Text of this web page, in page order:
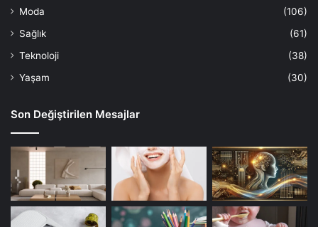
Moda
(106)
Sağlık
(61)
Teknoloji
(38)
Yaşam
(30)
Son Değiştirilen Mesajlar